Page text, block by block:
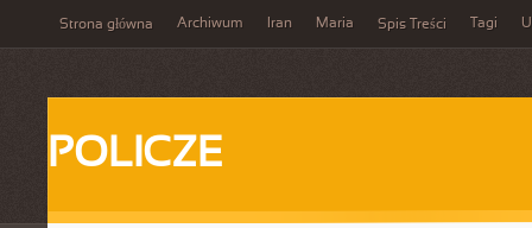
Strona główna Archiwum Iran Maria Spis Treści Tagi
POLICZE